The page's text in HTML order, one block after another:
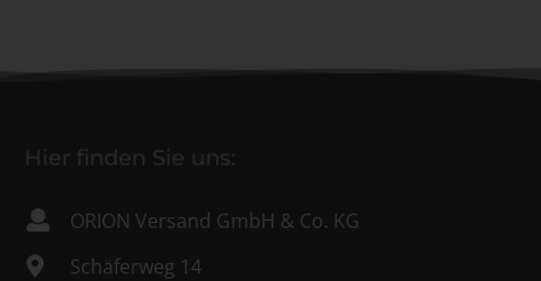
Hier finden Sie uns:
ORION Versand GmbH & Co. KG
Schäferweg 14